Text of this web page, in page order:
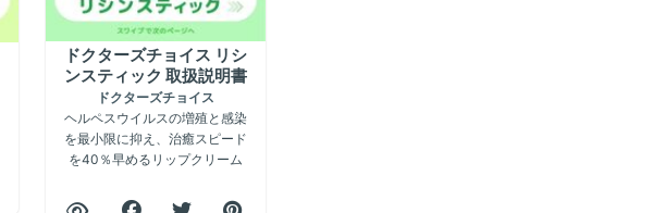
ドクターズチョイス リシ
ンスティック 取扱説明書
ドクターズチョイス
ヘルペスウイルスの増殖と感染
を最小限に抑え、治癒スピード
を40％早めるリップクリーム